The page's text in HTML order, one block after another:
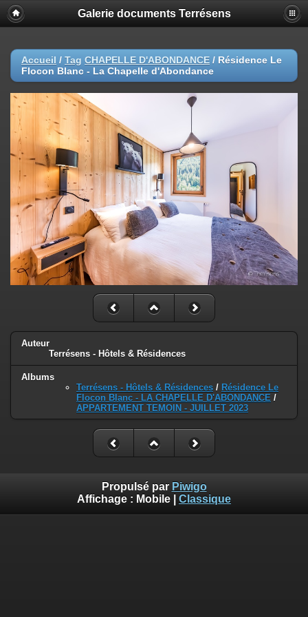
Galerie documents Terrésens
Accueil / Tag CHAPELLE D'ABONDANCE / Résidence Le
Flocon Blanc - La Chapelle d'Abondance
Auteur
Terrésens - Hôtels & Résidences
Albums
Terrésens - Hôtels & Résidences / Résidence Le
Flocon Blanc - LA CHAPELLE D'ABONDANCE /
APPARTEMENT TEMOIN - JUILLET 2023
Propulsé par Piwigo
Affichage : Mobile Classique